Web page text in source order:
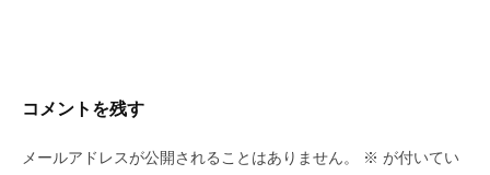
コメントを残す
メールアドレスが公開されることはありません。 ※ が付いてい